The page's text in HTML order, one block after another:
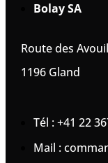
Bolay SA
Route des
1196 Gland
Tél : +41 22
Mail :